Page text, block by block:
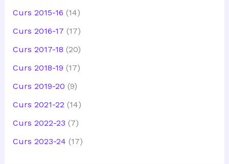
Curs 2015-16 (14)
Curs 2016-17 (17)
Curs 2017-18 (20)
Curs 2018-19 (17)
Curs 2019-20 (9)
Curs 2021-22 (14)
Curs 2022-23 (7)
Curs 2023-24 (17)